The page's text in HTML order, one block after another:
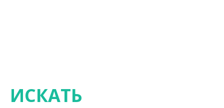
Исторические науки
ИСКАТЬ